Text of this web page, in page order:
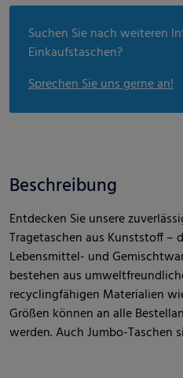
Suchen Sie nach weiteren
Einkaufstaschen?
Sprechen Sie uns gerne an!
Beschreibung
Entdecken Sie unsere
Tragetaschen aus Kunststoff –
Lebensmittel- und
bestehen aus
recyclingfähigen Materialien
Größen können an alle
werden. Auch Jumbo-Taschen